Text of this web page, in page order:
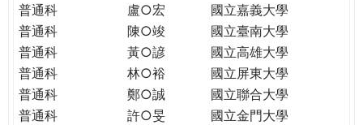
民。
WAGOR
TODAY
THE
WORLD
普通科
盧○宏
國立嘉義大學
普通科
陳○竣
國立臺南大學
普通科
黃○諺
國立高雄大學
普通科
林○裕
國立屏東大學
普通科
鄭○誠
國立聯合大學
普通科
許○旻
國立金門大學